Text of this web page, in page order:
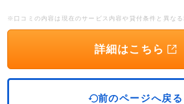
※口コミの内容は現在のサービス内容や貸付条件と異なる
詳細はこちら
前のページへ戻る